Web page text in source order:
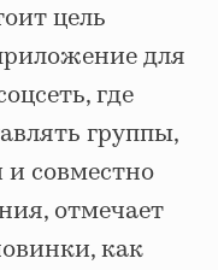
цель
для
где
группы,
совместно
отмечает
как